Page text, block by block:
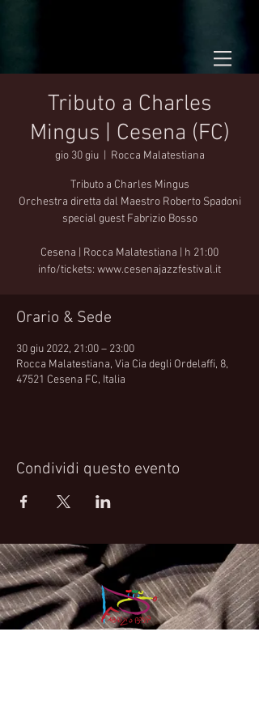
Tributo a Charles
Mingus | Cesena (FC)
gio 30 giu
  |
Rocca Malatestiana
Tributo a Charles Mingus
Orchestra diretta dal Maestro Roberto Spadoni
special guest Fabrizio Bosso
Cesena | Rocca Malatestiana | h 21:00
info/tickets: www.cesenajazzfestival.it
Orario & Sede
30 giu 2022, 21:00 – 23:00
Rocca Malatestiana, Via Cia degli Ordelaffi, 8,
47521 Cesena FC, Italia
Condividi questo evento